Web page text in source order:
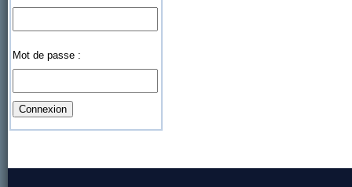
Mot de passe :